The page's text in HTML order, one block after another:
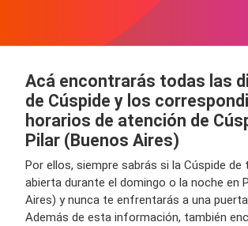
Acá encontrarás todas las
de Cúspide y los
horarios de atención de
Pilar (Buenos Aires)
Por ellos, siempre sabrás si la Cúspide de
abierta durante el domingo o la noche en
Aires) y nunca te enfrentarás a una
Además de esta información, también